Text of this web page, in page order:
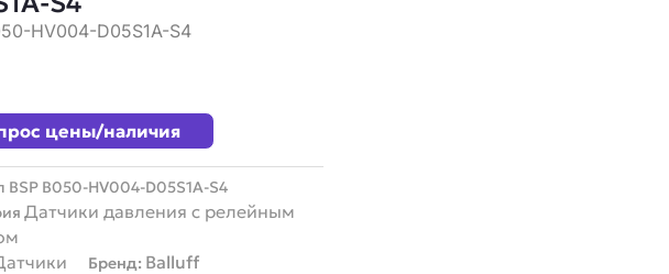
HV004-D05S1A-S4
цены/наличия
BSP B050-HV004-D05S1A-S4
Датчики давления с релейным
Бренд: Balluff